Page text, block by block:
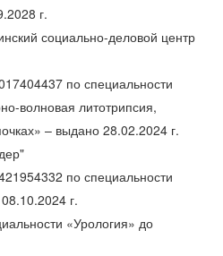
г.
социально-деловой центр
по специальности
волновая литотрипсия,
– выдано 28.02.2024 г.
по специальности
г.
«Урология» до